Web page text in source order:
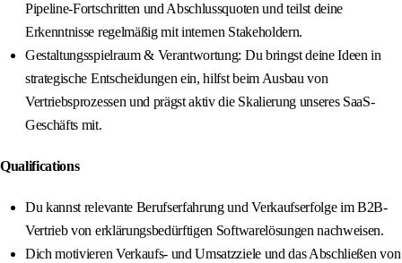
Pipeline-Fortschritten und Abschlussquoten und teilst deine
Erkenntnisse regelmäßig mit internen Stakeholdern.
Gestaltungsspielraum & Verantwortung: Du bringst deine Ideen in
strategische Entscheidungen ein, hilfst beim Ausbau von
Vertriebsprozessen und prägst aktiv die Skalierung unseres SaaS-
Geschäfts mit.
Qualifications
Du kannst relevante Berufserfahrung und Verkaufserfolge im B2B-
Vertrieb von erklärungsbedürftigen Softwarelösungen nachweisen.
Dich motivieren Verkaufs- und Umsatzziele und das Abschließen von